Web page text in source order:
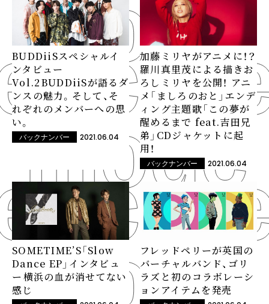
BUDDiiSスペシャルイ
ンタビュー
Vol.2――BUDDiiSが語るダ
ンスの魅力。そして、そ
れぞれのメンバーへの思
い。
バックナンバー 2021.06.04
加藤ミリヤがアニメに！？
羅川真里茂による描きお
ろしミリヤを公開！ アニ
メ「ましろのおと」エンデ
ィング主題歌「この夢が
醒めるまで feat.吉田兄
弟」CDジャケットに起
用！
バックナンバー 2021.06.04
SOMETIME’S「Slow
Dance EP」インタビュ
ー――横浜の血が消せてない
感じ
フレッドペリーが英国の
バーチャルバンド、ゴリ
ラズと初のコラボレーシ
ョンアイテムを発売